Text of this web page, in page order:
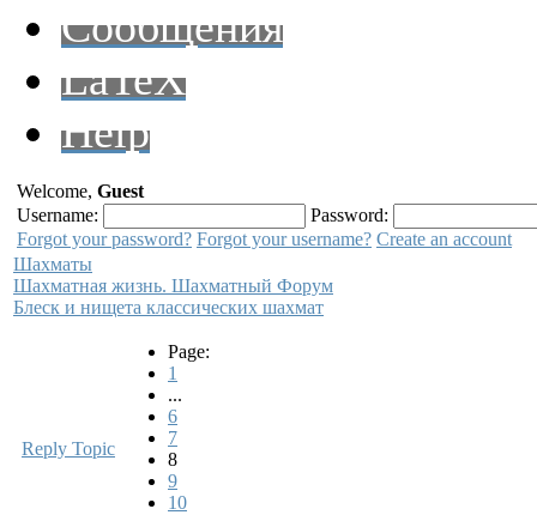
Сообщения
LaTeX
Help
Welcome, Guest
Username:
Password:
Forgot your password? Forgot your username? Create an account
Шахматы
Шахматная жизнь. Шахматный Форум
Блеск и нищета классических шахмат
Reply Topic
Page:
1
...
6
7
8
9
10